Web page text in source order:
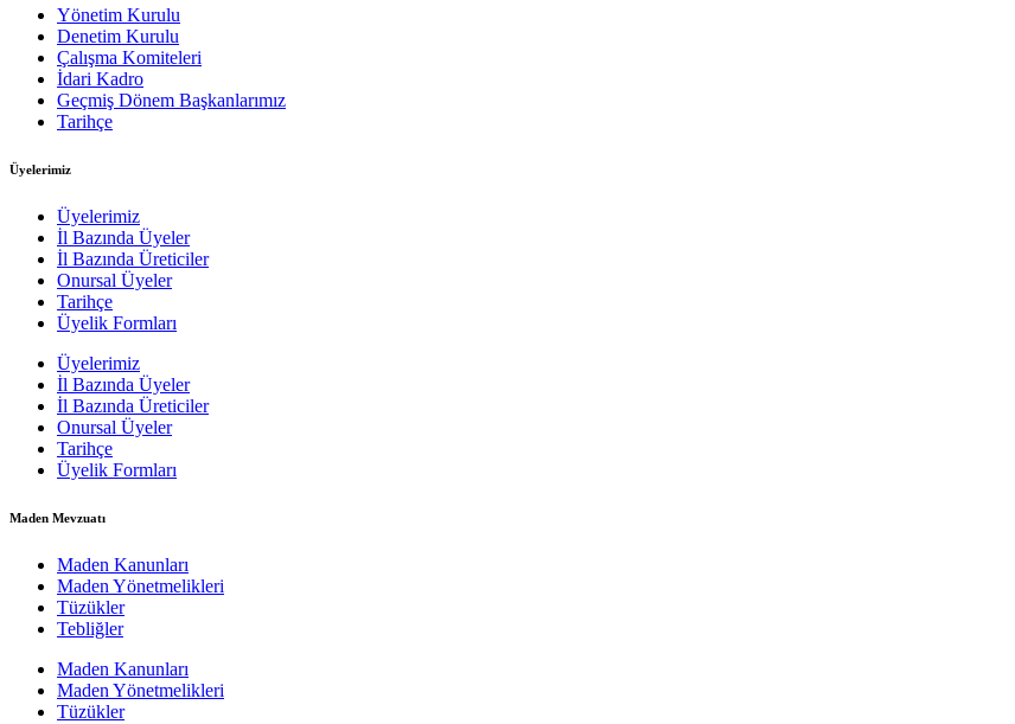
Yönetim Kurulu
Denetim Kurulu
Çalışma Komiteleri
İdari Kadro
Geçmiş Dönem Başkanlarımız
Tarihçe
Üyelerimiz
Üyelerimiz
İl Bazında Üyeler
İl Bazında Üreticiler
Onursal Üyeler
Tarihçe
Üyelik Formları
Üyelerimiz
İl Bazında Üyeler
İl Bazında Üreticiler
Onursal Üyeler
Tarihçe
Üyelik Formları
Maden Mevzuatı
Maden Kanunları
Maden Yönetmelikleri
Tüzükler
Tebliğler
Maden Kanunları
Maden Yönetmelikleri
Tüzükler